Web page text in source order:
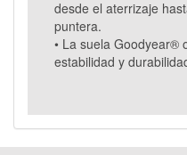
desde el aterrizaje
puntera.
• La suela Goodyear®
estabilidad y